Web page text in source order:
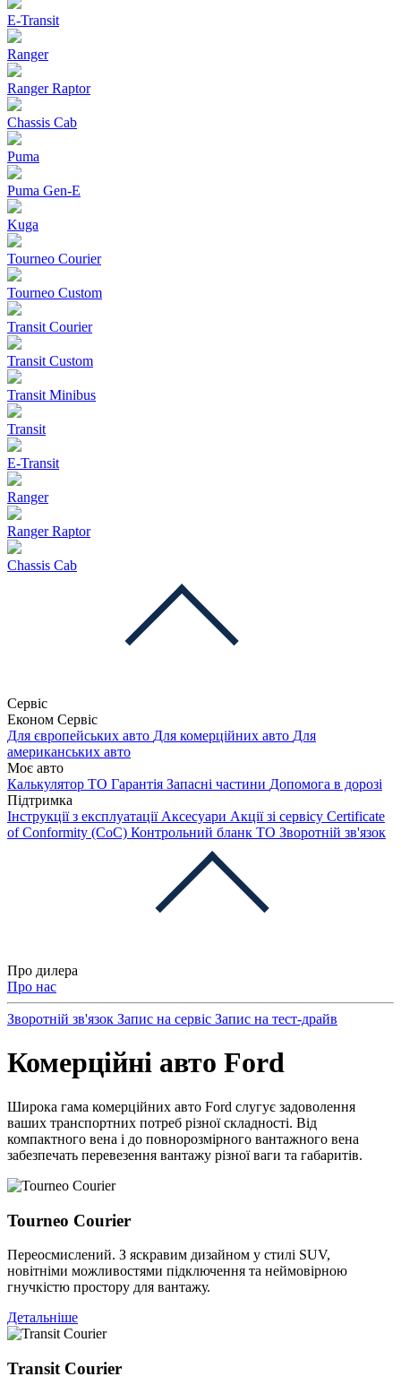
E-Transit
Ranger
Ranger Raptor
Chassis Cab
Puma
Puma Gen‑E
Kuga
Tourneo Courier
Tourneo Custom
Transit Courier
Transit Custom
Transit Minibus
Transit
E-Transit
Ranger
Ranger Raptor
Chassis Cab
Сервіс
Економ Сервіс
Для європейських авто Для комерційних авто Для
американських авто
Моє авто
Калькулятор ТО Гарантія Запасні частини Допомога в дорозі
Підтримка
Інструкції з експлуатації Аксесуари Акції зі сервісу Certificate
of Conformity (CoC) Контрольний бланк ТО Зворотній зв'язок
Про дилера
Про нас
Зворотній зв'язок Запис на сервіс Запис на тест-драйв
Комерційні авто Ford
Широка гама комерційних авто Ford слугує задоволення
ваших транспортних потреб різної складності. Від
компактного вена і до повнорозмірного вантажного вена
забезпечать перевезення вантажу різної ваги та габаритів.
Tourneo Courier
Переосмислений. З яскравим дизайном у стилі SUV,
новітніми можливостями підключення та неймовірною
гнучкістю простору для вантажу.
Детальніше
Transit Courier